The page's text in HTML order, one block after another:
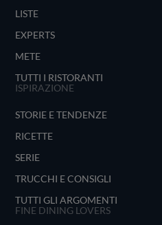
LISTE
EXPERTS
METE
TUTTI I RISTORANTI
ISPIRAZIONE
STORIE E TENDENZE
RICETTE
SERIE
TRUCCHI E CONSIGLI
TUTTI GLI ARGOMENTI
FINE DINING LOVERS